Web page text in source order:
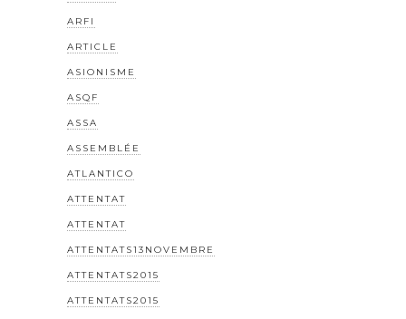
ARFI
ARTICLE
ASIONISME
ASQF
ASSA
ASSEMBLÉE
ATLANTICO
ATTENTAT
ATTENTAT
ATTENTATS13NOVEMBRE
ATTENTATS2015
ATTENTATS2015